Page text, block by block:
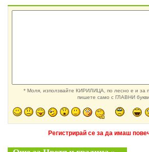
* Моля, използвайте КИРИЛИЦА, по лесно е и за
пишете само с ГЛАВНИ букви.
Регистрирай се за да имаш